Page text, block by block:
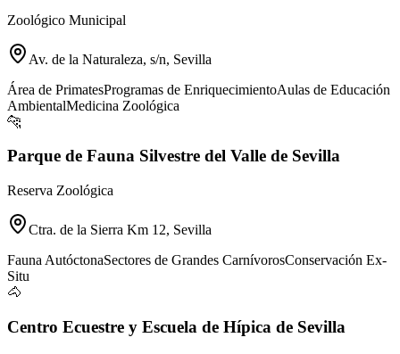
Zoológico Municipal
Av. de la Naturaleza, s/n, Sevilla
Área de PrimatesProgramas de EnriquecimientoAulas de Educación
AmbientalMedicina Zoológica
🐆
Parque de Fauna Silvestre del Valle de Sevilla
Reserva Zoológica
Ctra. de la Sierra Km 12, Sevilla
Fauna AutóctonaSectores de Grandes CarnívorosConservación Ex-
Situ
🐴
Centro Ecuestre y Escuela de Hípica de Sevilla